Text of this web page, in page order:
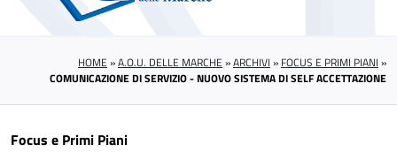
HOME »A.O.U. DELLE MARCHE »ARCHIVI » FOCUS E PRIMI PIANI »
COMUNICAZIONE DI SERVIZIO - NUOVO SISTEMA DI SELF ACCETTAZIONE
Focus e Primi Piani